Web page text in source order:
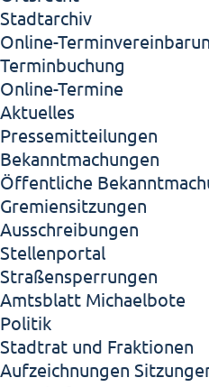
Stadtarchiv
Online-
Terminbuchung
Online-Termine
Aktuelles
Pressemitteilungen
Bekanntmachungen
Öffentliche
Gremiensitzungen
Ausschreibungen
Stellenportal
Straßensperrungen
Amtsblatt Michaelbote
Politik
Stadtrat und Fraktionen
Aufzeichnungen